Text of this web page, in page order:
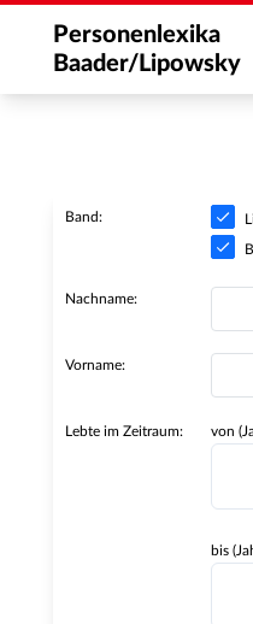
Personenlexika
Baader/Lipowsky
Band:
Nachname:
Vorname:
Lebte im Zeitraum: von
bis